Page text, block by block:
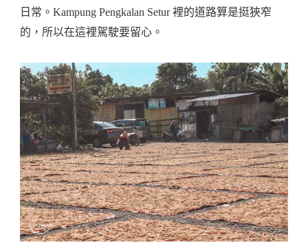
日常。Kampung Pengkalan Setur 裡的道路算是挺狹窄
的，所以在這裡駕駛要留心。